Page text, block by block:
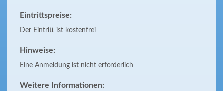
Eintrittspreise:
Der Eintritt ist kostenfrei
Hinweise:
Eine Anmeldung ist nicht erforderlich
Weitere Informationen: